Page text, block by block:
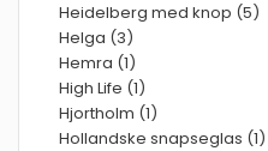
Heidelberg med knop (5)
Helga (3)
Hemra (1)
High Life (1)
Hjortholm (1)
Hollandske snapseglas (1)